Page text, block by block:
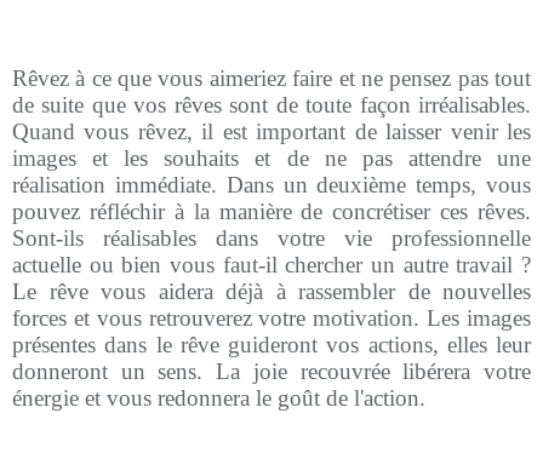
Rêvez à ce que vous aimeriez faire et ne pensez pas tout
de suite que vos rêves sont de toute façon irréalisables.
Quand vous rêvez, il est important de laisser venir les
images et les souhaits et de ne pas attendre une
réalisation immédiate. Dans un deuxième temps, vous
pouvez réfléchir à la manière de concrétiser ces rêves.
Sont-ils réalisables dans votre vie professionnelle
actuelle ou bien vous faut-il chercher un autre travail ?
Le rêve vous aidera déjà à rassembler de nouvelles
forces et vous retrouverez votre motivation. Les images
présentes dans le rêve guideront vos actions, elles leur
donneront un sens. La joie recouvrée libérera votre
énergie et vous redonnera le goût de l'action.